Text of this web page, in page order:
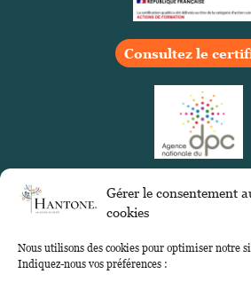
Gérer le consentement
cookies
Nous utilisons des cookies pour optimiser notre
Indiquez-nous vos préférences :
Consultez le